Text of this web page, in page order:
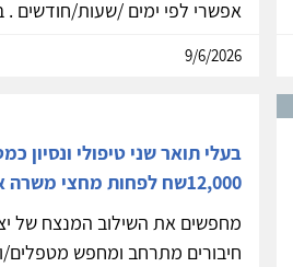
אפשרי לפי ימים /שעות/חודשים .
9/6/2026
12,000שח לפחות מחצי משרה אחהצ
מחפשים את השילוב המנצח של
חיבורים מתרחב ומחפש